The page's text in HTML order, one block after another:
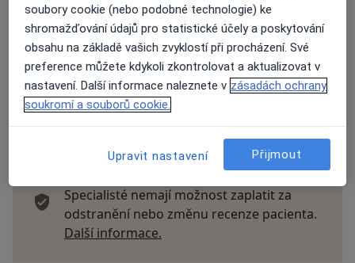
Názory
Přidejte svůj názor
Recenze pacientů jsou pro nás důležité.
Specialisté nemají možnost zaplatit za
odstranění nebo změnu recenze pacienta.
Další informace.
soubory cookie (nebo podobné technologie) ke
shromažďování údajů pro statistické účely a poskytování
obsahu na základě vašich zvyklostí při procházení. Své
preference můžete kdykoli zkontrolovat a aktualizovat v
nastavení. Další informace naleznete v zásadách ochrany
soukromí a souborů cookie.
Upravit nastavení Přijmout